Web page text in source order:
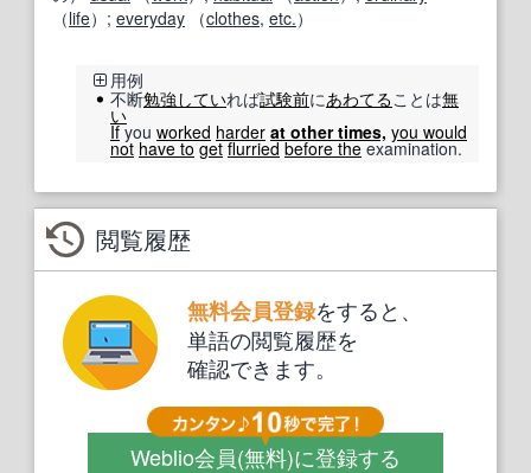
（life）; everyday （clothes, etc.）
用例
不断勉強 していれば試験前にあわてることは無
い
Ifyou worked harder at other times, you would
not have to get flurried before theexamination.
閲覧履歴
無料会員登録をすると、
単語の閲覧履歴を
確認できます。
Weblio会員(無料)に登録する